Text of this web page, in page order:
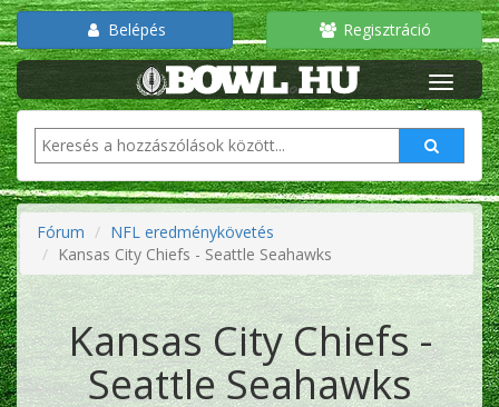
Belépés Regisztráció
Fórum
NFL eredménykövetés
Kansas City Chiefs - Seattle Seahawks
Kansas City Chiefs -
Seattle Seahawks